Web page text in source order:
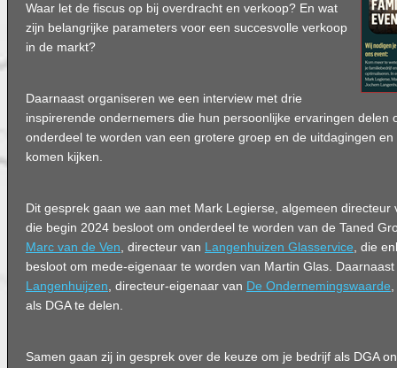
Waar let de fiscus op bij overdracht en verkoop? En wat
zijn belangrijke parameters voor een succesvolle verkoop
in de markt?
Daarnaast organiseren we een interview met drie
inspirerende ondernemers die hun persoonlijke ervaringen delen
onderdeel te worden van een grotere groep en de uitdagingen
komen kijken.
Dit gesprek gaan we aan met Mark Legierse, algemeen directeur
die begin 2024 besloot om onderdeel te worden van de Taned
Marc van de Ven , directeur van Langenhuizen Glasservice , die
besloot om mede-eigenaar te worden van Martin Glas.
Langenhuijzen , directeur-eigenaar van De Ondernemingswaarde
als DGA te delen.
Samen gaan zij in gesprek over de keuze om je bedrijf als DGA